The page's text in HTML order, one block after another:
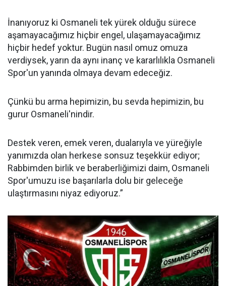
İnanıyoruz ki Osmaneli tek yürek olduğu sürece
aşamayacağımız hiçbir engel, ulaşamayacağımız
hiçbir hedef yoktur. Bugün nasıl omuz omuza
verdiysek, yarın da aynı inanç ve kararlılıkla Osmaneli
Spor'un yanında olmaya devam edeceğiz.
Çünkü bu arma hepimizin, bu sevda hepimizin, bu
gurur Osmaneli'nindir.
Destek veren, emek veren, dualarıyla ve yüreğiyle
yanımızda olan herkese sonsuz teşekkür ediyor;
Rabbimden birlik ve beraberliğimizi daim, Osmaneli
Spor'umuzu ise başarılarla dolu bir geleceğe
ulaştırmasını niyaz ediyoruz.”